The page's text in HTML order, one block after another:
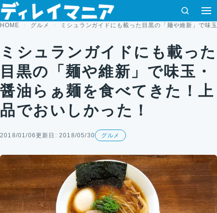
コンテンツへスキップ
検索
HOME グルメ ミシュランガイドにも載った目黒の「麺や維新」で味
ミシュランガイドにも載った
目黒の「麺や維新」で味玉・
醤油らぁ麺を食べてきた！上
品でおいしかった！
2018/01/06更新日: 2018/05/30 グルメ